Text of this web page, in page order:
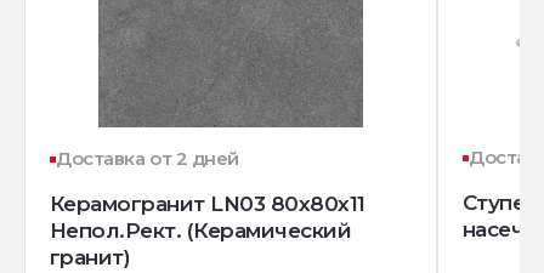
Доставка от 2 дней
Керамогранит LN03 80x80x11
Непол.Рект. (Керамический
гранит)